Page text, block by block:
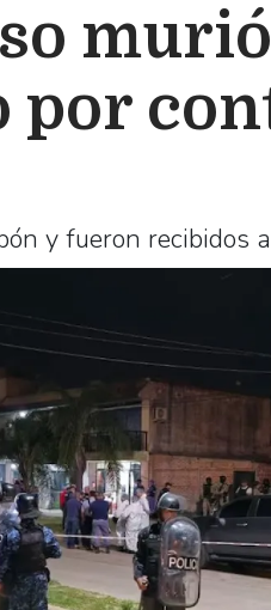
y fueron recibidos